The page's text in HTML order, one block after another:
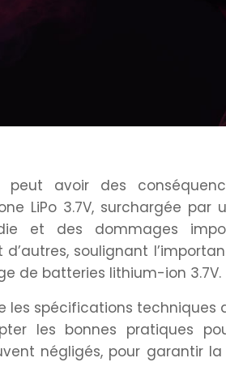
peut avoir des
LiPo 3.7V, surchargée par
et des dommages
soulignant
de batteries lithium-ion 3.7V.
spécifications techniques
les bonnes pratiques
négligés, pour garantir